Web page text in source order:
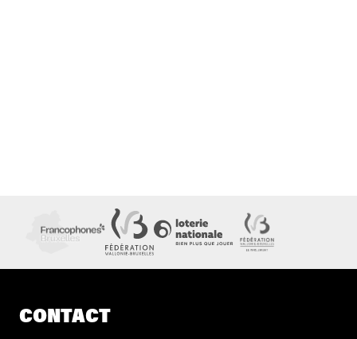
CONTACT